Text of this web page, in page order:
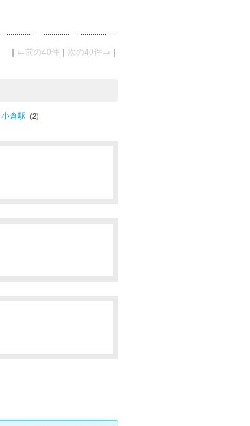
｜ ←前の40件 ｜ 次の40件→ ｜
小倉駅 (2)